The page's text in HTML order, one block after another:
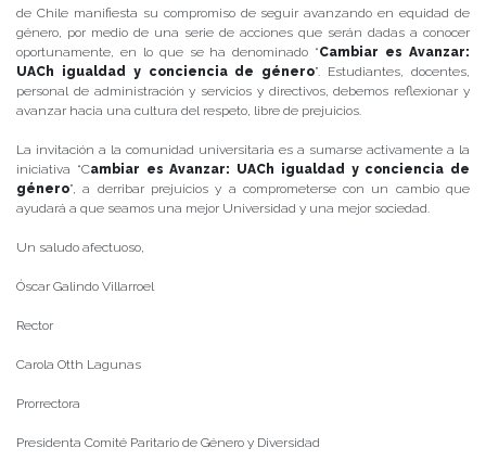
de Chile manifiesta su compromiso de seguir avanzando en equidad de
género, por medio de una serie de acciones que serán dadas a conocer
oportunamente, en lo que se ha denominado “Cambiar es Avanzar:
UACh igualdad y conciencia de género”. Estudiantes, docentes,
personal de administración y servicios y directivos, debemos reflexionar y
avanzar hacia una cultura del respeto, libre de prejuicios.
La invitación a la comunidad universitaria es a sumarse activamente a la
iniciativa “Cambiar es Avanzar: UACh igualdad y conciencia de
género”, a derribar prejuicios y a comprometerse con un cambio que
ayudará a que seamos una mejor Universidad y una mejor sociedad.
Un saludo afectuoso,
Óscar Galindo Villarroel
Rector
Carola Otth Lagunas
Prorrectora
Presidenta Comité Paritario de Género y Diversidad